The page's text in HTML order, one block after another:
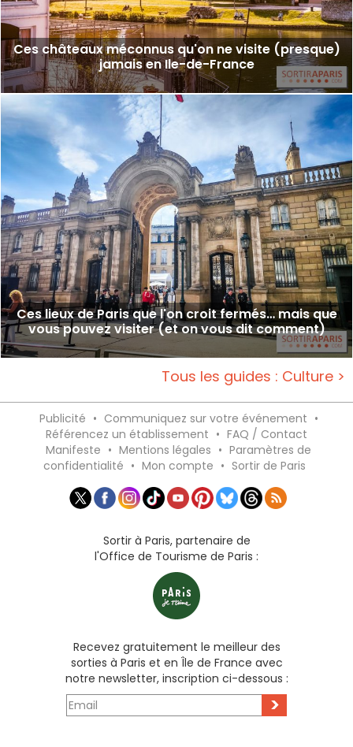
Ces châteaux méconnus qu'on ne visite (presque)
jamais en Ile-de-France
Ces lieux de Paris que l'on croit fermés… mais que
vous pouvez visiter (et on vous dit comment)
Tous les guides : Culture >
Publicité • Communiquez sur votre événement •
Référencez un établissement • FAQ / Contact
Manifeste • Mentions légales • Paramètres de
confidentialité • Mon compte • Sortir de Paris
Sortir à Paris, partenaire de
l'Office de Tourisme de Paris :
Recevez gratuitement le meilleur des
sorties à Paris et en Île de France avec
notre newsletter, inscription ci-dessous :
>